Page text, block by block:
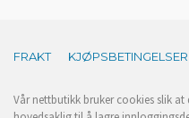
FRAKT KJØPSBETINGELSER
Vår nettbutikk bruker cookies slik at